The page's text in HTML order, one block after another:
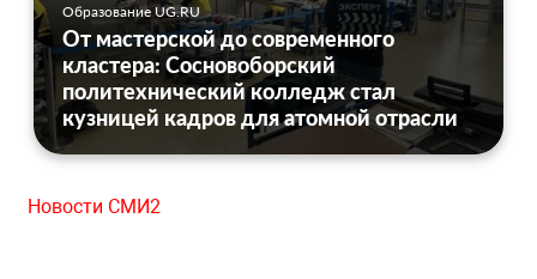
Образование UG.RU
От мастерской до современного
кластера: Сосновоборский
политехнический колледж стал
кузницей кадров для атомной отрасли
Новости СМИ2